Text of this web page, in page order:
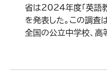
省は2024年度「英語
を発表した。この調査
全国の公立中学校、